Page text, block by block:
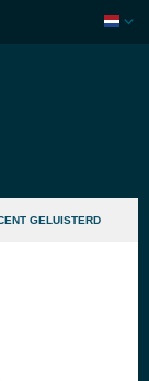
GELUISTERD